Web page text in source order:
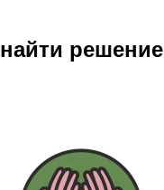
найти решение